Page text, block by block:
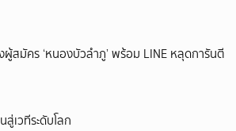
สมัคร ‘หนองบัวลำภู’ พร้อม LINE หลุดการันตี
เวทีระดับโลก